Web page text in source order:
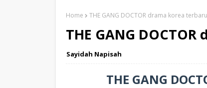
Home THE GANG DOCTOR drama korea
THE GANG
Sayidah Napisah
THE GANG